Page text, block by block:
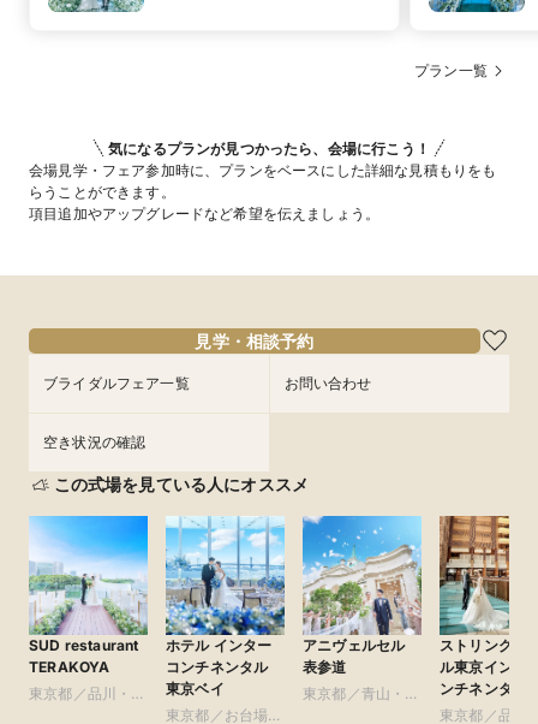
プラン一覧
気になるプランが見つかったら、会場に行こう！
会場見学・フェア参加時に、プランをベースにした詳細な見積もりをも
らうことができます。
項目追加やアップグレードなど希望を伝えましょう。
見学・相談予約
ブライダルフェア一覧 お問い合わせ
空き状況の確認
この式場を見ている人にオススメ
SUD restaurant
TERAKOYA
東京都／品川・目
ホテル インター
コンチネンタル
東京ベイ
東京都／お台場・
アニヴェルセル
表参道
東京都／青山・表
ストリングス
ル東京インタ
ンチネンタル
東京都／品川